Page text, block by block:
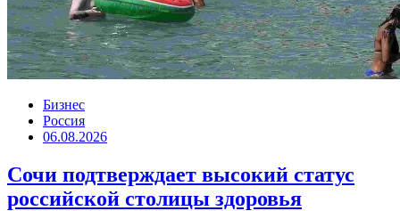
Бизнес
Россия
06.08.2026
Сочи подтверждает высокий статус
российской столицы здоровья